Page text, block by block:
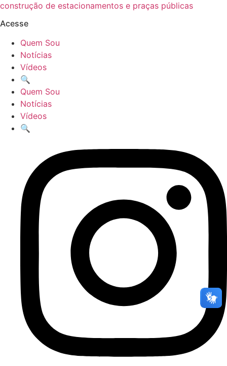
construção de estacionamentos e praças públicas
Acesse
Quem Sou
Notícias
Vídeos
🔍
Quem Sou
Notícias
Vídeos
🔍